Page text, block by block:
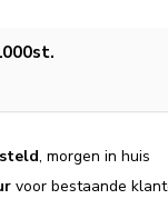
, morgen in huis
voor bestaande